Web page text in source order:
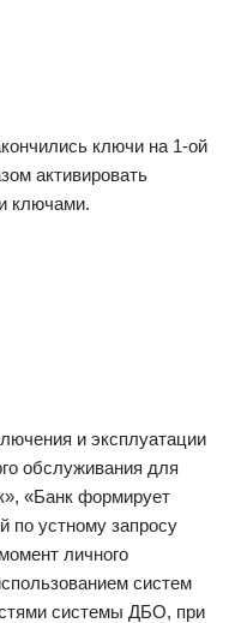
ключи на 1-ой
активировать
ключами.
и эксплуатации
обслуживания для
«Банк формирует
по устному запросу
личного
систем
системы ДБО, при